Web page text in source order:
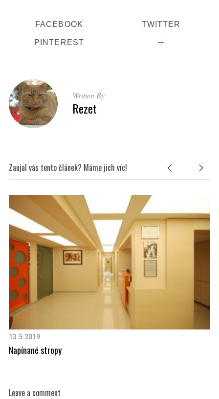
FACEBOOK TWITTER
PINTEREST
Written By
Rezet
Zaujal vás tento článek? Máme jich víc!
13.5.2019
Napínané stropy
Leave a comment
S
h
f
o
r
: